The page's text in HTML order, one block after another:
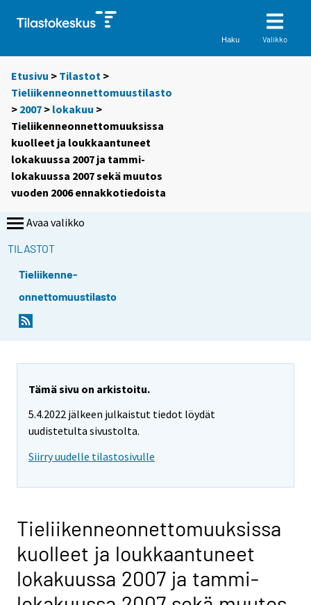
Haku Valikko
Etusivu > Tilastot >
Tieliikenneonnettomuustilasto
> 2007 > lokakuu >
Tieliikenneonnettomuuksissa
kuolleet ja loukkaantuneet
lokakuussa 2007 ja tammi-
lokakuussa 2007 sekä muutos
vuoden 2006 ennakkotiedoista
Avaa valikko
TILASTOT
Tieliikenne-
onnettomuustilasto
Tämä sivu on arkistoitu.
5.4.2022 jälkeen julkaistut tiedot löydät
uudistetulta sivustolta.
Siirry uudelle tilastosivulle
Tieliikenneonnettomuuksissa
kuolleet ja loukkaantuneet
lokakuussa 2007 ja tammi-